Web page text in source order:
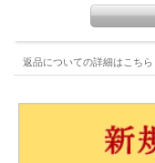
返品についての詳細はこちら